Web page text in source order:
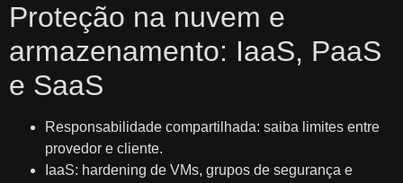
Proteção na nuvem e
armazenamento: IaaS, PaaS
e SaaS
Responsabilidade compartilhada: saiba limites entre
provedor e cliente.
IaaS: hardening de VMs, grupos de segurança e